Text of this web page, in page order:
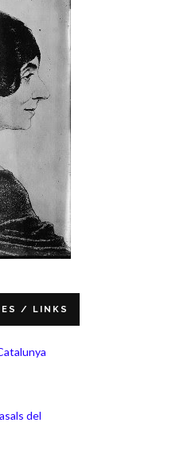
/ LINKS
del